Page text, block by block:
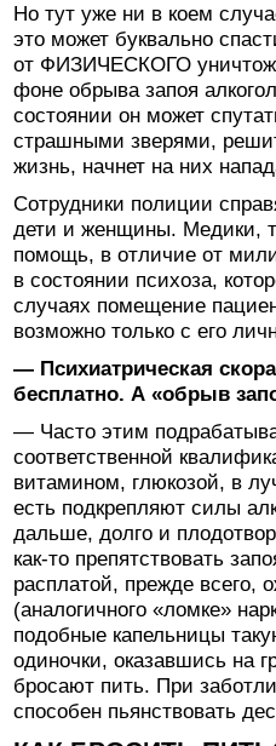
Но тут уже ни в коем
это может буквально
от ФИЗИЧЕСКОГО
фоне обрыва запоя
состоянии он может
страшными зверями,
жизнь, начнет на них
Сотрудники полиции
дети и женщины. Медики,
помощь, в отличие от
в состоянии психоза,
случаях помещение
возможно только с его
— Психиатрическая
бесплатно. А «обрыв
— Часто этим
соответственной
витамином, глюкозой, в
есть подкрепляют силы
дальше, долго и
как-то препятствовать
расплатой, прежде всего,
(аналогичного «ломке»
подобные капельницы
одиночки, оказавшись на
бросают пить. При
способен пьянствовать